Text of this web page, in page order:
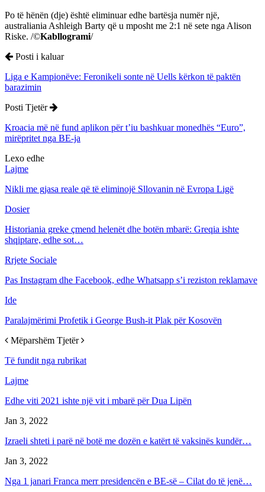
Po të hënën (dje) është eliminuar edhe bartësja numër një,
australiania Ashleigh Barty që u mposht me 2:1 në sete nga Alison
Riske. /©Kabllogrami/
Posti i kaluar
Liga e Kampionëve: Feronikeli sonte në Uells kërkon të paktën
barazimin
Posti Tjetër
Kroacia më në fund aplikon për t’iu bashkuar monedhës “Euro”,
mirëpritet nga BE-ja
Lexo edhe
Lajme
Nikli me gjasa reale që të eliminojë Sllovanin në Evropa Ligë
Dosier
Historiania greke çmend helenët dhe botën mbarë: Greqia ishte
shqiptare, edhe sot…
Rrjete Sociale
Pas Instagram dhe Facebook, edhe Whatsapp s’i reziston reklamave
Ide
Paralajmërimi Profetik i George Bush-it Plak për Kosovën
Mëparshëm Tjetër
Të fundit nga rubrikat
Lajme
Edhe viti 2021 ishte një vit i mbarë për Dua Lipën
Jan 3, 2022
Izraeli shteti i parë në botë me dozën e katërt të vaksinës kundër…
Jan 3, 2022
Nga 1 janari Franca merr presidencën e BE-së – Cilat do të jenë…